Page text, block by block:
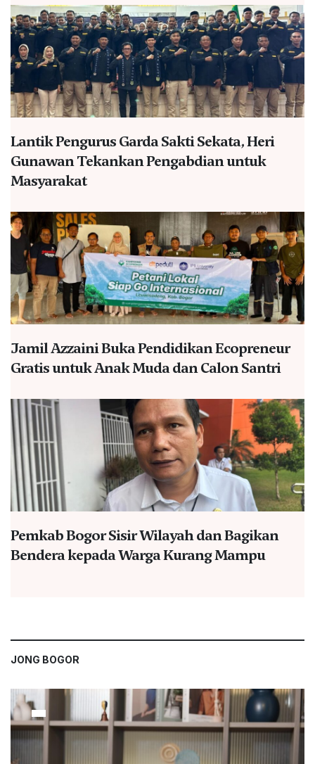
Lantik Pengurus Garda Sakti Sekata, Heri
Gunawan Tekankan Pengabdian untuk
Masyarakat
Jamil Azzaini Buka Pendidikan Ecopreneur
Gratis untuk Anak Muda dan Calon Santri
Pemkab Bogor Sisir Wilayah dan Bagikan
Bendera kepada Warga Kurang Mampu
JONG BOGOR